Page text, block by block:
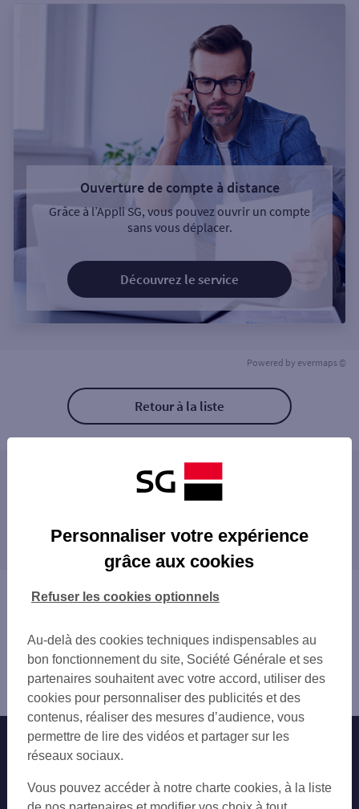
Ouverture de compte à distance
Grâce à l’Appli SG, vous pouvez ouvrir un compte
sans vous déplacer.
Découvrez le service
Powered by evermaps ©
Retour à la liste
Les distributeurs/automates à proximité
HERBLAY 5 RUE DU GAL DE GAULLE
HERBLAY LES ERABLES
LA FRETTE SUR SEINE
DECATHLON HERBLAY
CORMEILLES CHABRAND
MONTIGNY LES CORMEILLES 7 RUE JOHN
BEAUCHAMP
CORMEILLES EN PARISIS 10 AV FOCH
C.CIAL EPINE GUYON
CONFLANS STE HONORINE 221 B AV DU M
QUAI MARQUES FRANCONVILLE
FRANCONVILLE LA GARE 14 B BD MAURIC
proximité
MONTIGNY-LÈS-CORMEILLES
FRANCONVILLE
MAISONS-LAFFITTE
TAVERNY
CONFLANS-SAINTE-HONORINE
ÉRAGNY
SAINT-LEU-LA-FORÊT
ERMONT
SANNOIS
SAINT-OUEN-L'AUMÔNE
Vous êtes ici : Accueil
Herblay
Distributeur/automate HERBLAY
Nos engagements Nous contacter
Autres sites SG
Professionnels
Personnaliser votre expérience
grâce aux cookies
Au-delà des cookies techniques indispensables au
bon fonctionnement du site, Société Générale et ses
partenaires souhaitent avec votre accord, utiliser des
cookies pour personnaliser des publicités et des
contenus, réaliser des mesures d’audience, vous
permettre de lire des vidéos et partager sur les
réseaux sociaux.
Vous pouvez accéder à notre charte cookies, à la liste
Refuser les cookies optionnels